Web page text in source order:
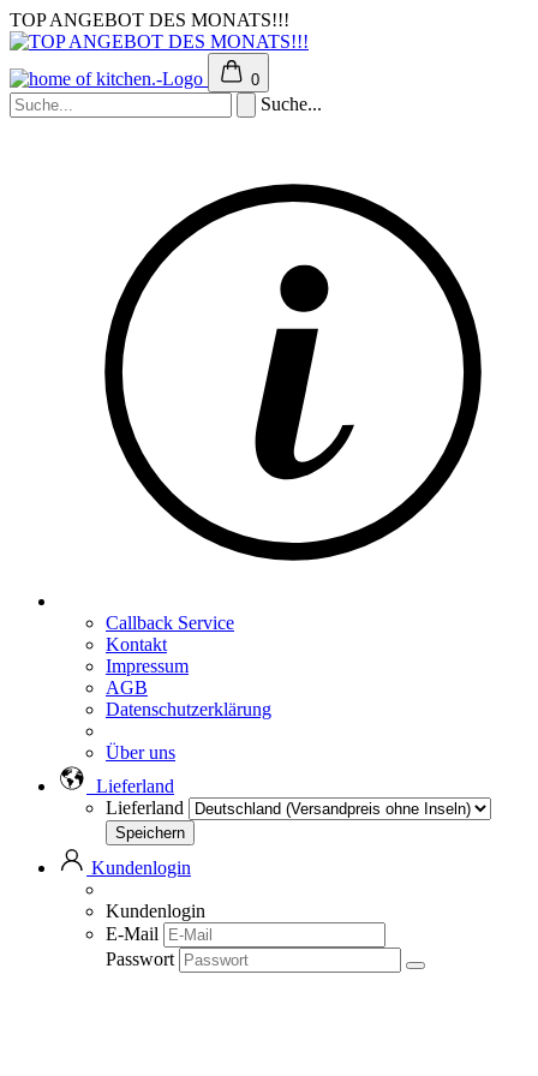
TOP ANGEBOT DES MONATS!!!
0
Suche...
Callback Service
Kontakt
Impressum
AGB
Datenschutzerklärung
Über uns
Lieferland
Lieferland
Kundenlogin
Kundenlogin
E-Mail
Passwort